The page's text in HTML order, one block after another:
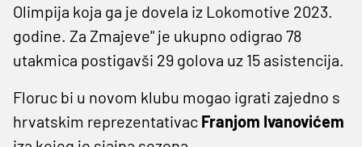
Olimpija koja ga je dovela iz Lokomotive 2023.
godine. Za Zmajeve" je ukupno odigrao 78
utakmica postigavši 29 golova uz 15 asistencija.
Floruc bi u novom klubu mogao igrati zajedno s
hrvatskim reprezentativac Franjom Ivanovićem